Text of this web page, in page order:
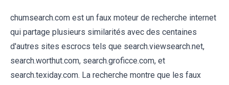
chumsearch.com est un faux moteur de recherche internet
qui partage plusieurs similarités avec des centaines
d'autres sites escrocs tels que search.viewsearch.net,
search.worthut.com, search.groficce.com, et
search.texiday.com. La recherche montre que les faux